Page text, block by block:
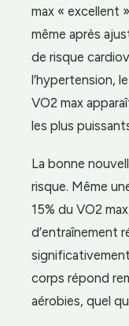
max « excellent
même après
de risque
l’hypertension,
VO2 max
les plus
La bonne
risque. Même
15% du VO2
d’entraînement
corps répond
aérobies, quel